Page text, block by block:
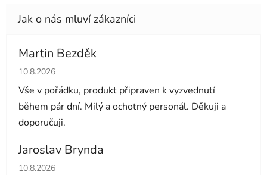
Martin Bezděk
Hodnocení obchodu je 5 z 5 hvězdiček.
10.8.2026
Vše v pořádku, produkt připraven k vyzvednutí
během pár dní. Milý a ochotný personál. Děkuji a
doporučuji.
Jaroslav Brynda
Hodnocení obchodu je 5 z 5 hvězdiček.
10.8.2026